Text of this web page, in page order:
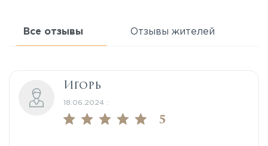
Все отзывы Отзывы жителей
Игорь
18.06.2024 :
5